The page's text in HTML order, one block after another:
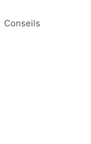
Conseils